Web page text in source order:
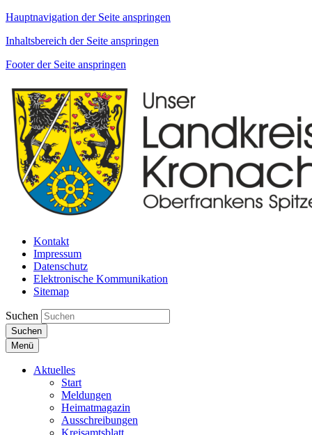
Hauptnavigation der Seite anspringen
Inhaltsbereich der Seite anspringen
Footer der Seite anspringen
Kontakt
Impressum
Datenschutz
Elektronische Kommunikation
Sitemap
Suchen
Suchen
Menü
Aktuelles
Start
Meldungen
Heimatmagazin
Ausschreibungen
Kreisamtsblatt